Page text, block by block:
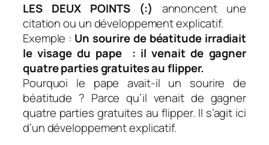
LES DEUX POINTS (:) annoncent une
citation ou un développement explicatif.
Exemple : Un sourire de béatitude irradiait
le visage du pape : il venait de gagner
quatre parties gratuites au flipper.
Pourquoi le pape avait-il un sourire de
béatitude ? Parce qu’il venait de gagner
quatre parties gratuites au flipper. Il s’agit ici
d’un développement explicatif.